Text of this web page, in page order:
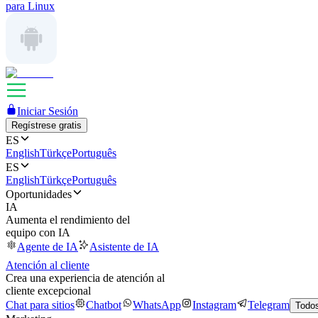
para Linux
Iniciar Sesión
Regístrese gratis
ES
EnglishTürkçePortuguês
ES
EnglishTürkçePortuguês
Oportunidades
IA
Aumenta el rendimiento del
equipo con IA
Agente de IA
Asistente de IA
Atención al cliente
Crea una experiencia de atención al
cliente excepcional
Chat para sitios
Chatbot WhatsApp Instagram Telegram